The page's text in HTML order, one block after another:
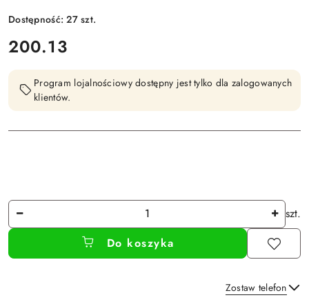
Dostępność:27szt.
cena:
200.13
Program lojalnościowy dostępny jest tylko dla zalogowanych
klientów.
Ilość
szt.
Do koszyka
Zostaw telefon